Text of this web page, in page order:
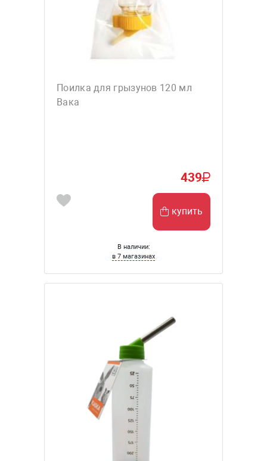
Поилка для грызунов 120 мл
Вака
439
купить
В наличии:
в 7 магазинах